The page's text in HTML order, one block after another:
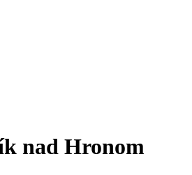
nad Hronom